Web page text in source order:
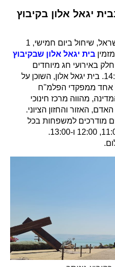
יגאל אלון בקיבוץ
ביום העצמאות ה-77 למדינת ישראל, שיחול ביום חמישי, 1
בית יגאל אלון שבקיבוץ
באירועי חג מיוחדים
שיתקיימו בין השעות 9:00 ל-14:00. בית יגאל אלון, השוכן על
אחד ממפקדי הפלמ"ח
מהווה מרכז חינוכי
האזור והחזון הציוני.
מודרכים למשפחות בכל
שעה עגולה – בשעות 10:00, 11:00, 12:00 ו-13:00.